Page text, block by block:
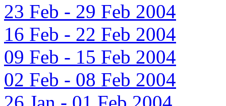
23 Feb - 29 Feb 2004
16 Feb - 22 Feb 2004
09 Feb - 15 Feb 2004
02 Feb - 08 Feb 2004